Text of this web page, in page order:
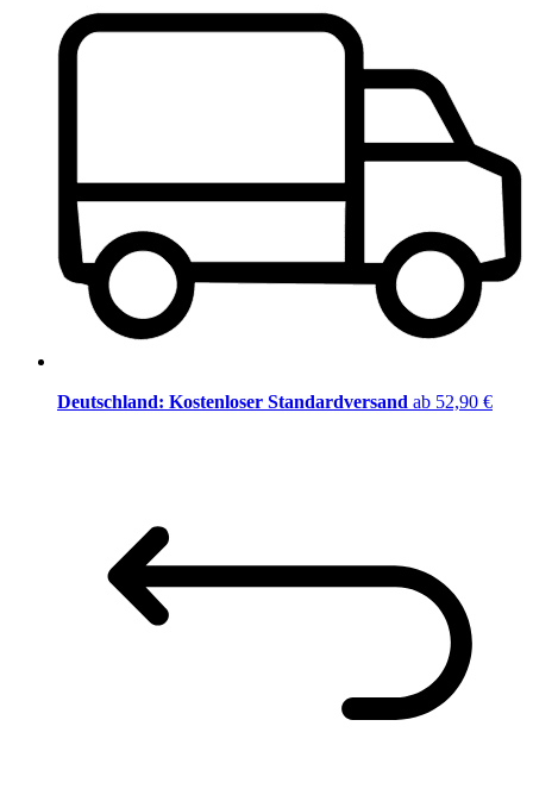
Deutschland: Kostenloser Standardversand ab 52,90 €